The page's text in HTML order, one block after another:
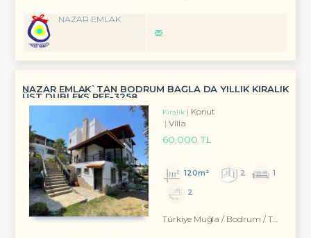
NAZAR EMLAK
NAZAR EMLAK`TAN BODRUM BAĞLA DA YILLIK KİRALIK
ÜST DUBLEKS REF-3258
Kiralık
Konut
Villa
60,000 TL
120m² 2
1
2
Türkiye Muğla / Bodrum / Turgutreis